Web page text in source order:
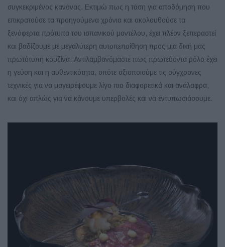
συγκεκριμένος κανόνας. Εκτιμώ πως η τάση για αποδόμηση που
επικρατούσε τα προηγούμενα χρόνια και ακολουθούσε τα
ξενόφερτα πρότυπα του ισπανικού μοντέλου, έχει πλέον ξεπεραστεί
και βαδίζουμε με μεγαλύτερη αυτοπεποίθηση προς μια δική μας
πρωτότυπη κουζίνα. Αντιλαμβανόμαστε πως πρωτεύοντα ρόλο έχει
η γεύση και η αυθεντικότητα, οπότε αξιοποιούμε τις σύγχρονες
τεχνικές για να μαγειρέψουμε λίγο πιο διαφορετικά και ανάλαφρα,
και όχι απλώς για να κάνουμε υπερβολές και να εντυπωσιάσουμε.